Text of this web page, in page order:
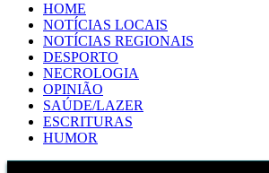
HOME
NOTÍCIAS LOCAIS
NOTÍCIAS REGIONAIS
DESPORTO
NECROLOGIA
OPINIÃO
SAÚDE/LAZER
ESCRITURAS
HUMOR